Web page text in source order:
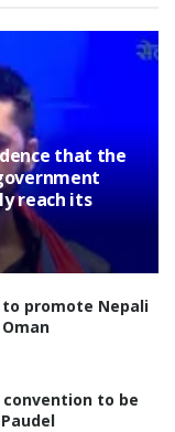
that the
reach its
promote Nepali
to be